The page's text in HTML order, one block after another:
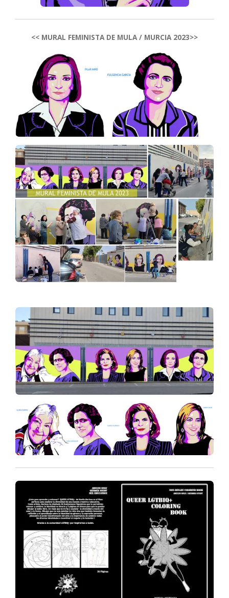
<< MURAL FEMINISTA DE MULA / MURCIA 2023>>